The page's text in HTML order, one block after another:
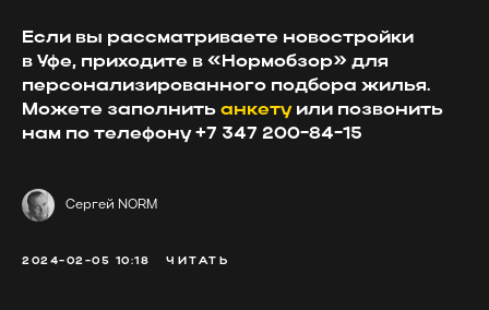
Если вы рассматриваете новостройки
в Уфе, приходите в «Нормобзор» для
персонализированного подбора жилья.
Можете заполнить анкетуили позвонить
нам по телефону+7 347 200-84-15
Сергей NORM
2024-02-05 10:18 ЧИТАТЬ